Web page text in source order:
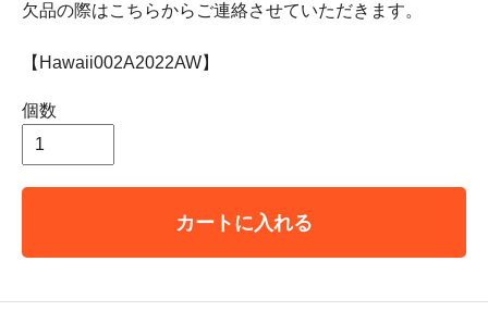
欠品の際はこちらからご連絡させていただきます。
【Hawaii002A2022AW】
個数
カートに入れる